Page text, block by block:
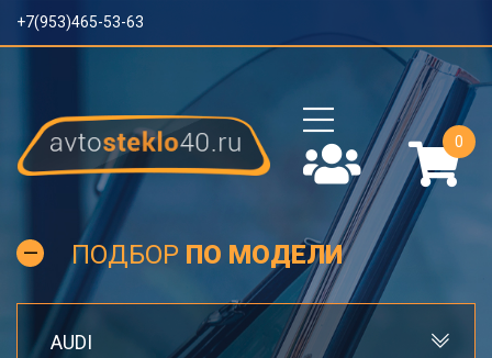
+7(953)465-53-63
0
ПОДБОР ПО МОДЕЛИ
AUDI